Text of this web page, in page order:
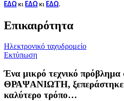
ΕΔΩ κι ΕΔΩ κι ΕΔΩ.
Επικαιρότητα
Ηλεκτρονικό ταχυδρομείο
Εκτύπωση
Ένα μικρό τεχνικό πρόβλημα
ΘΡΑΨΑΝΙΩΤΗ, ξεπεράστηκε
καλύτερο τρόπο…